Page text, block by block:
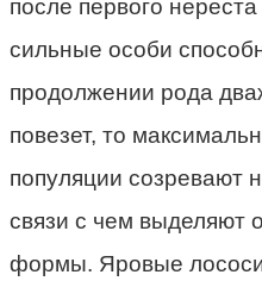
после первого
сильные особи
продолжении рода
повезет, то
популяции созревают
связи с чем выделяют
формы. Яровые